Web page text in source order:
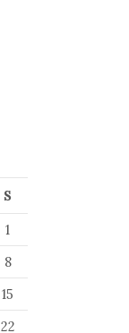
S
1
8
15
22